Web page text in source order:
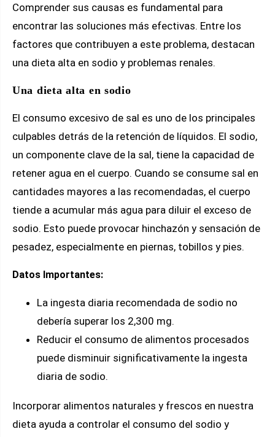
Comprender sus causas es fundamental para
encontrar las soluciones más efectivas. Entre los
factores que contribuyen a este problema, destacan
una dieta alta en sodio y problemas renales.
Una dieta alta en sodio
El consumo excesivo de sal es uno de los principales
culpables detrás de la retención de líquidos. El sodio,
un componente clave de la sal, tiene la capacidad de
retener agua en el cuerpo. Cuando se consume sal en
cantidades mayores a las recomendadas, el cuerpo
tiende a acumular más agua para diluir el exceso de
sodio. Esto puede provocar hinchazón y sensación de
pesadez, especialmente en piernas, tobillos y pies.
Datos Importantes:
La ingesta diaria recomendada de sodio no
debería superar los 2,300 mg.
Reducir el consumo de alimentos procesados
puede disminuir significativamente la ingesta
diaria de sodio.
Incorporar alimentos naturales y frescos en nuestra
dieta ayuda a controlar el consumo del sodio y